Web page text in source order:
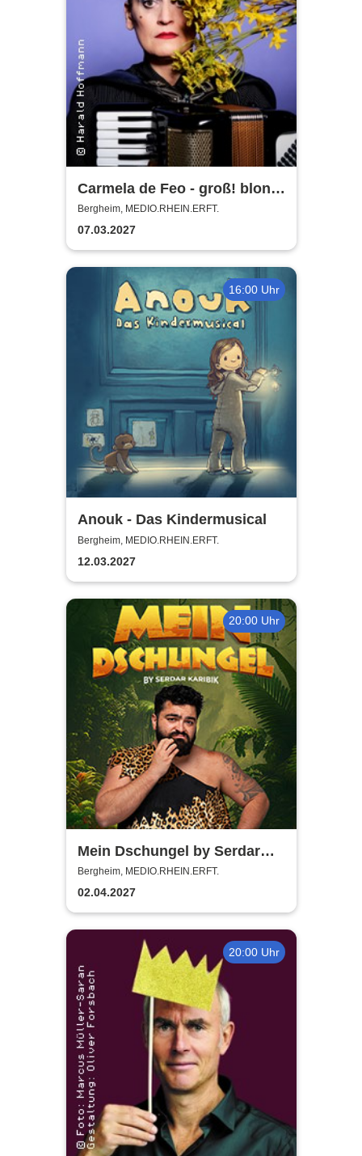
Carmela de Feo - groß! blond!
erfolgreich!
Bergheim, MEDIO.RHEIN.ERFT.
07.03.2027
16:00 Uhr
Anouk - Das Kindermusical
Bergheim, MEDIO.RHEIN.ERFT.
12.03.2027
20:00 Uhr
Mein Dschungel by Serdar
Karibik
Bergheim, MEDIO.RHEIN.ERFT.
02.04.2027
20:00 Uhr